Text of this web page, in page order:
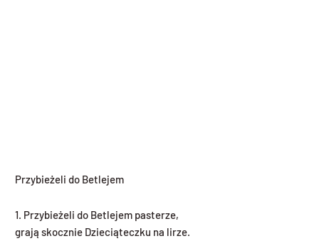
Przybieżeli do Betlejem
1. Przybieżeli do Betlejem pasterze,
grają skocznie Dzieciąteczku na lirze.